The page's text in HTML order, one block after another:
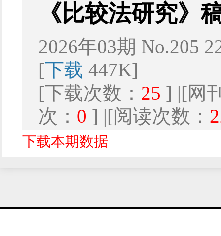
《比较法研究》
2026年03期 No.205
[下载 447K]
[下载次数： 25 ] |[网
次： 0 ] |[阅读次数：
下载本期数据